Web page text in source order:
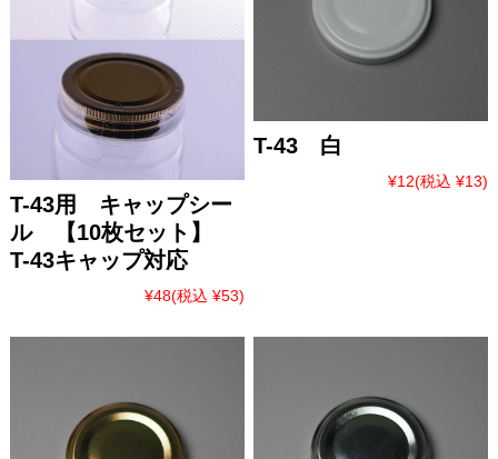
T-43用 キャップシー
ル 【10枚セット】
T-43キャップ対応
¥48(税込 ¥53)
T-43 白
¥12(税込 ¥13)